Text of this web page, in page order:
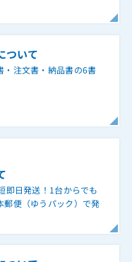
ついて
・注文書・納品書の6書
即日発送！1台からでも
郵便（ゆうパック）で発